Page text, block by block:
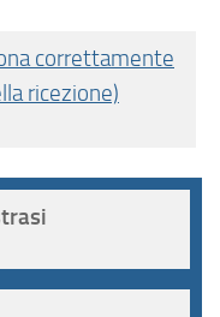
correttamente
ricezione)